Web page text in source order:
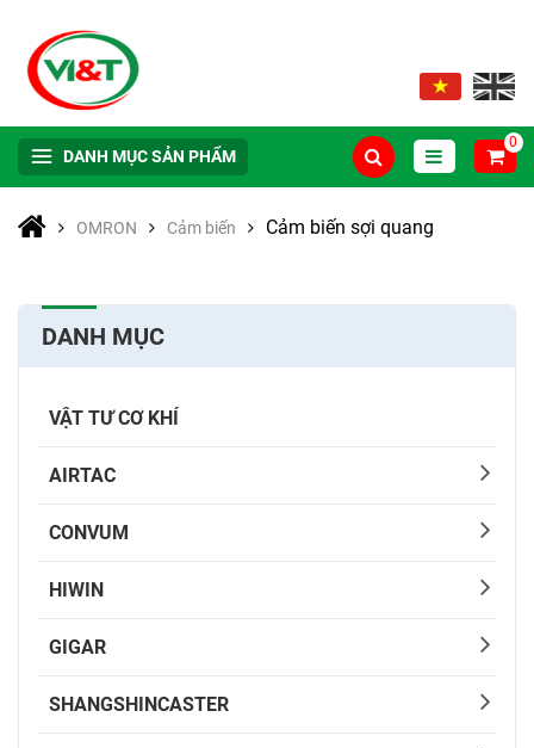
DANH MỤC SẢN PHẨM
0
OMRON Cảm biến Cảm biến sợi quang
DANH MỤC
VẬT TƯ CƠ KHÍ
AIRTAC
CONVUM
HIWIN
GIGAR
SHANGSHINCASTER